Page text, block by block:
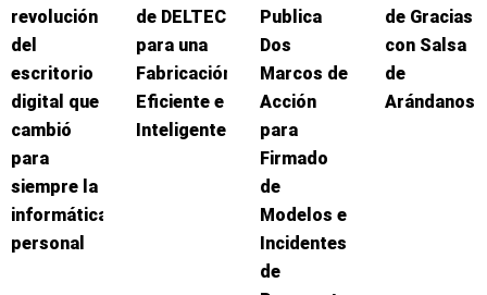
revolución
del
escritorio
digital que
cambió
para
siempre la
informática
personal
de DELTEC
para una
Fabricación
Eficiente e
Inteligente
Publica
Dos
Marcos de
Acción
para
Firmado
de
Modelos e
Incidentes
de
de Gracias
con Salsa
de
Arándanos